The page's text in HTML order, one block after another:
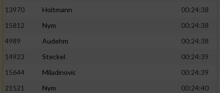
13970
Holtmann
00:24:38
15812
Nym
00:24:38
4989
Audehm
00:24:38
14923
Steckel
00:24:39
15644
Miladinovic
00:24:39
21521
Nym
00:24:40